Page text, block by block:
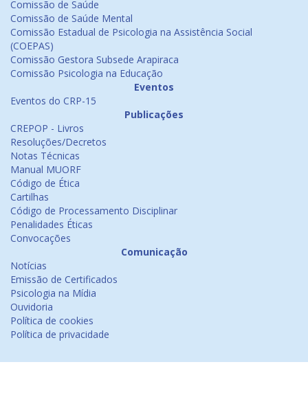
Comissão de Saúde
Comissão de Saúde Mental
Comissão Estadual de Psicologia na Assistência Social
(COEPAS)
Comissão Gestora Subsede Arapiraca
Comissão Psicologia na Educação
Eventos
Eventos do CRP-15
Publicações
CREPOP - Livros
Resoluções/Decretos
Notas Técnicas
Manual MUORF
Código de Ética
Cartilhas
Código de Processamento Disciplinar
Penalidades Éticas
Convocações
Comunicação
Notícias
Emissão de Certificados
Psicologia na Mídia
Ouvidoria
Política de cookies
Política de privacidade